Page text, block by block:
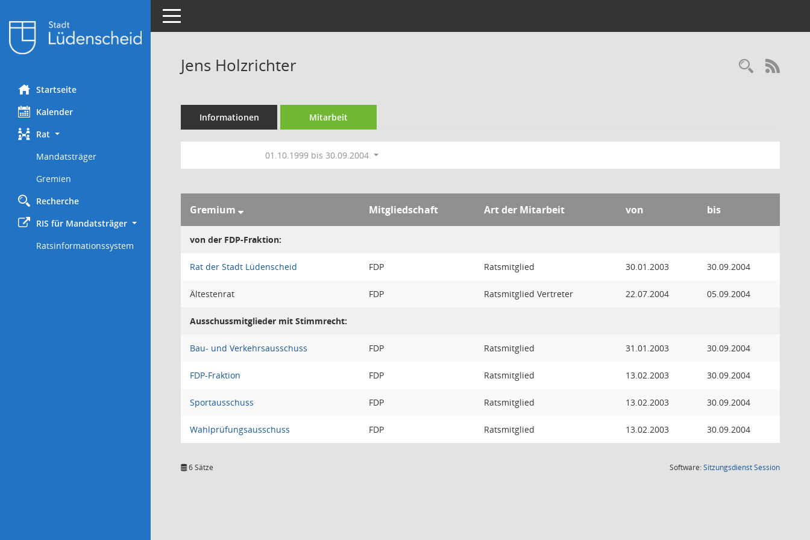
Startseite
Kalender
Rat
Mandatsträger
Gremien
Recherche
RIS für Mandatsträger
Ratsinformationssystem
Toggle navigation
Jens Holzrichter
Informationen Mitarbeit
01.10.1999 bis 30.09.2004
Gremium Mitgliedschaft Art der Mitarbeit von bis
von der FDP-Fraktion:
Rat der Stadt Lüdenscheid FDP Ratsmitglied 30.01.2003 30.09.2004
Ältestenrat FDP Ratsmitglied Vertreter 22.07.2004 05.09.2004
Ausschussmitglieder mit Stimmrecht:
Bau- und Verkehrsausschuss FDP Ratsmitglied 31.01.2003 30.09.2004
FDP-Fraktion FDP Ratsmitglied 13.02.2003 30.09.2004
Sportausschuss FDP Ratsmitglied 13.02.2003 30.09.2004
Wahlprüfungsausschuss FDP Ratsmitglied 13.02.2003 30.09.2004
6 Sätze Software:SitzungsdienstSession(Wird in